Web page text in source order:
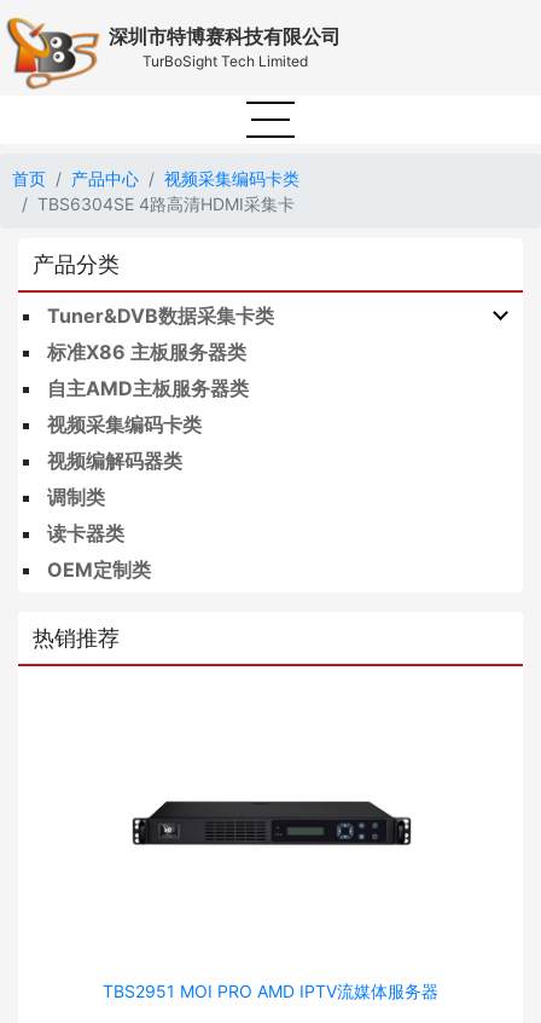
深圳市特博赛科技有限公司
TurBoSight Tech Limited
首页 产品中心
视频采集编码卡类
TBS6304SE 4路高清HDMI采集卡
产品分类
Tuner&DVB数据采集卡类
标准X86 主板服务器类
自主AMD主板服务器类
视频采集编码卡类
视频编解码器类
调制类
读卡器类
OEM定制类
热销推荐
TBS2951 MOI PRO AMD IPTV流媒体服务器